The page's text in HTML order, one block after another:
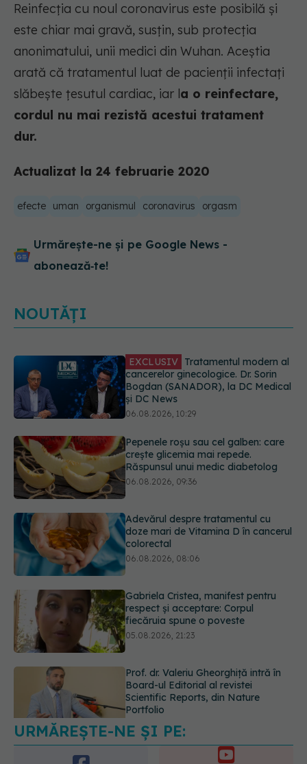
Reinfecția cu noul coronavirus este posibilă și
este chiar mai gravă, susțin, sub protecția
anonimatului, unii medici din Wuhan. Aceștia
arată că tratamentul luat de pacienții infectați
slăbește țesutul cardiac, iar la o reinfectare,
cordul nu mai rezistă acestui tratament
dur.
Actualizat la 24 februarie 2020
efecte uman organismul coronavirus orgasm
Urmărește-ne și pe Google News -
abonează‑te!
NOUTĂȚI
Pepenele roșu sau cel galben: care
crește glicemia mai repede.
Răspunsul unui medic diabetolog
06.08.2026, 09:36
Adevărul despre tratamentul cu
doze mari de Vitamina D în cancerul
colorectal
06.08.2026, 08:06
Gabriela Cristea, manifest pentru
respect și acceptare: Corpul
fiecăruia spune o poveste
05.08.2026, 21:23
Prof. dr. Valeriu Gheorghiță intră în
Board-ul Editorial al revistei
Scientific Reports, din Nature
Portfolio
EXCLUSIV Tratamentul modern al
cancerelor ginecologice. Dr. Sorin
Bogdan (SANADOR), la DC Medical
și DC News
06.08.2026, 10:29
URMĂREȘTE-NE ȘI PE: